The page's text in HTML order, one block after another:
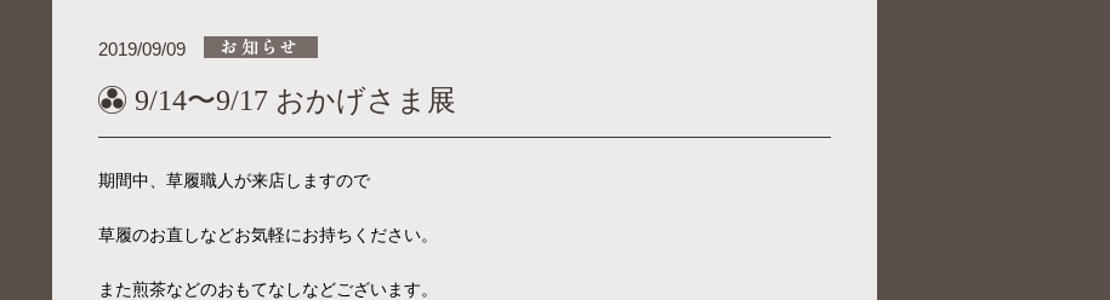
2019/09/09
9/14〜9/17 おかげさま展
期間中、草履職人が来店しますので
草履のお直しなどお気軽にお持ちください。
また煎茶などのおもてなしなどございます。